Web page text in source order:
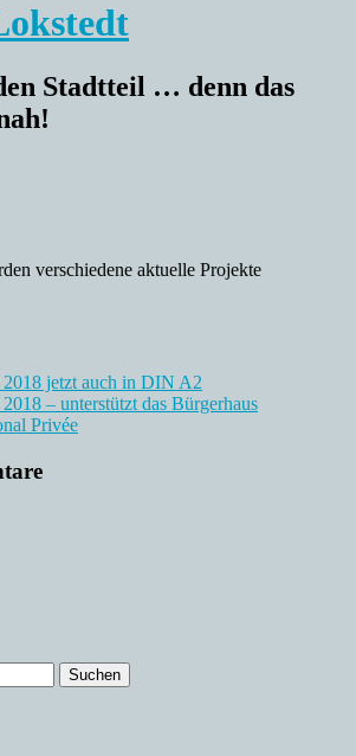
Stadtteil … denn das
verschiedene aktuelle Projekte
2018 jetzt auch in DIN A2
– unterstützt das Bürgerhaus
Privée